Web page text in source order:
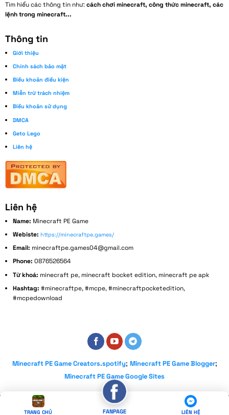
Tìm hiểu các thông tin như:cách chơi minecraft, công thức minecraft, các
lệnh trong minecraft...
Thông tin
Giới thiệu
Chính sách bảo mật
Điều khoản điều kiện
Miễn trừ trách nhiệm
Điều khoản sử dụng
DMCA
Geto Lego
Liên hệ
Liên hệ
Name: Minecraft PE Game
Webiste:https://minecraftpe.games/
Email: minecraftpe.games04@gmail.com
Phone:0876526564
Từ khoá: minecraft pe, minecraft bocket edition, minecraft pe apk
Hashtag: #minecraftpe, #mcpe, #minecraftpocketedition,
#mcpedownload
Minecraft PE Game Creators.spotify; Minecraft PE Game Blogger;
Minecraft PE Game Google Sites
Copyright 2026 ©minecraftpe.games
TRANG CHỦ FANPAGE LIÊN HỆ